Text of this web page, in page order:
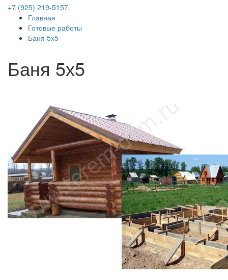
+7 (925) 219-5157
Главная
Готовые работы
Баня 5х5
Баня 5х5